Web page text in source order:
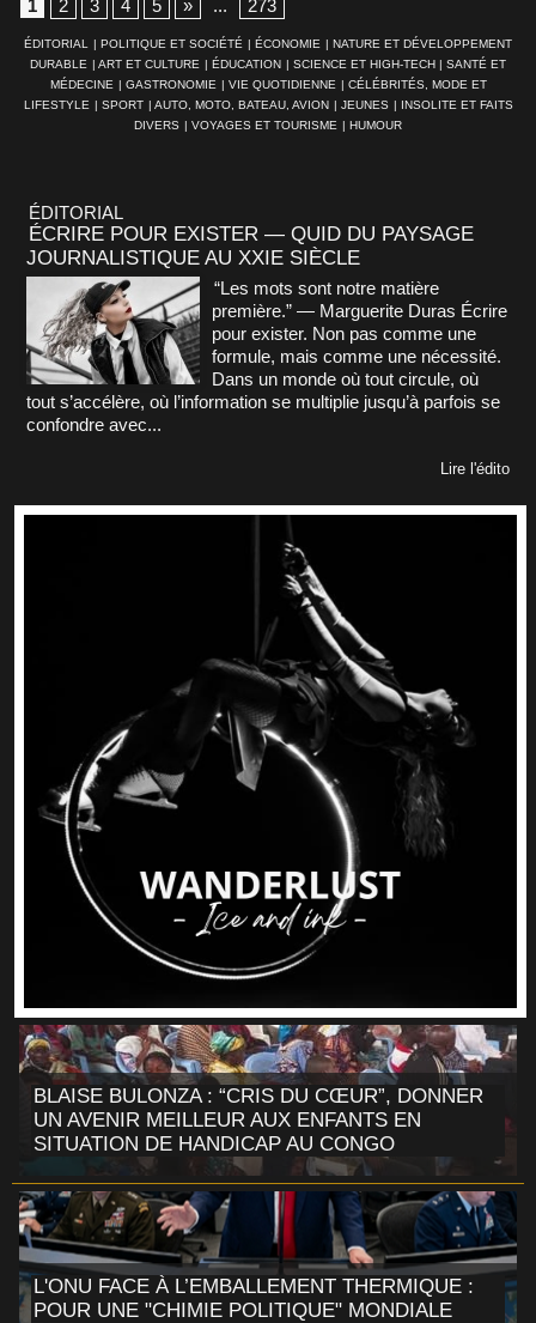
1 2 3 4 5 » ... 273
ÉDITORIAL | POLITIQUE ET SOCIÉTÉ | ÉCONOMIE | NATURE ET DÉVELOPPEMENT
DURABLE | ART ET CULTURE | ÉDUCATION | SCIENCE ET HIGH-TECH | SANTÉ ET
MÉDECINE | GASTRONOMIE | VIE QUOTIDIENNE | CÉLÉBRITÉS, MODE ET
LIFESTYLE | SPORT | AUTO, MOTO, BATEAU, AVION | JEUNES | INSOLITE ET FAITS
DIVERS | VOYAGES ET TOURISME | HUMOUR
ÉDITORIAL
ÉCRIRE POUR EXISTER — QUID DU PAYSAGE
JOURNALISTIQUE AU XXIE SIÈCLE
“Les mots sont notre matière
première.” — Marguerite Duras Écrire
pour exister. Non pas comme une
formule, mais comme une nécessité.
Dans un monde où tout circule, où
tout s’accélère, où l’information se multiplie jusqu’à parfois se
confondre avec...
Lire l'édito
BLAISE BULONZA : “CRIS DU CŒUR”, DONNER
UN AVENIR MEILLEUR AUX ENFANTS EN
SITUATION DE HANDICAP AU CONGO
L'ONU FACE À L’EMBALLEMENT THERMIQUE :
POUR UNE "CHIMIE POLITIQUE" MONDIALE